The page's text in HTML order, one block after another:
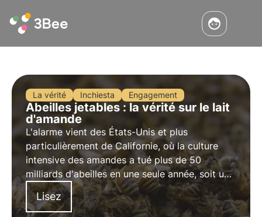
La vérité Inchiesta Engagement
Abeilles jetables : la vérité sur le lait
d'amande
L'alarme vient des États-Unis et plus
particulièrement de Californie, où la culture
intensive des amandes a tué plus de 50
milliards d'abeilles en une seule année, soit un
tiers de la population totale d'abeilles élevées
à des fins commerciales.
Lisez